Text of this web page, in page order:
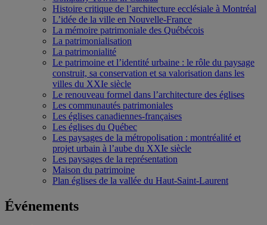
Histoire critique de l’architecture ecclésiale à Montréal
L’idée de la ville en Nouvelle-France
La mémoire patrimoniale des Québécois
La patrimonialisation
La patrimonialité
Le patrimoine et l’identité urbaine : le rôle du paysage
construit, sa conservation et sa valorisation dans les
villes du XXIe siècle
Le renouveau formel dans l’architecture des églises
Les communautés patrimoniales
Les églises canadiennes-françaises
Les églises du Québec
Les paysages de la métropolisation : montréalité et
projet urbain à l’aube du XXIe siècle
Les paysages de la représentation
Maison du patrimoine
Plan églises de la vallée du Haut-Saint-Laurent
Événements